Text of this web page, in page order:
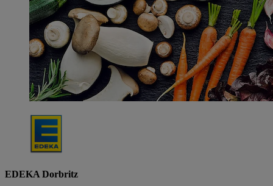
EDEKA Dorbritz